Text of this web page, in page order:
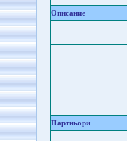
Описание
Партньори